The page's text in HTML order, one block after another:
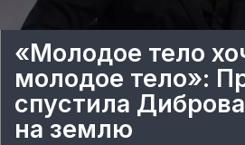
«Молодое тело
молодое тело»:
спустила
на землю